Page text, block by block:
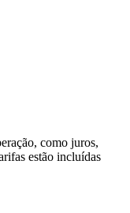
como juros,
estão incluídas